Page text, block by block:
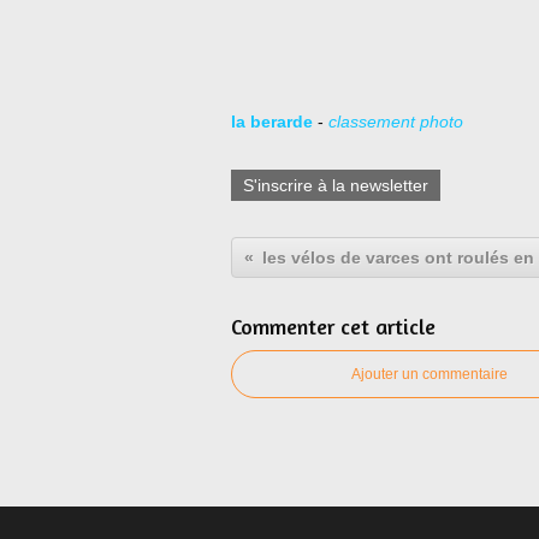
la berarde - classement photo
S'inscrire à la newsletter
les vélos de varces ont roulés en
Commenter cet article
Ajouter un commentaire